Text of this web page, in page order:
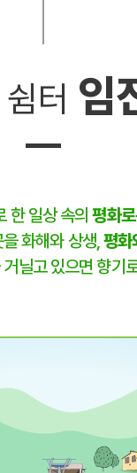
터 임
한 일상 속의평화
을 화해와 상생,평화
닐고 있으면 향기